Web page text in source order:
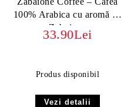
100% Arabica cu aromă de
Zabaione
33.90Lei
Produs disponibil
Vezi detalii